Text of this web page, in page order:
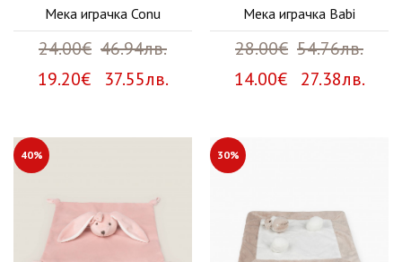
Мека играчка Conu
24.00€ 46.94лв.
19.20€ 37.55лв.
Мека играчка Babi
28.00€ 54.76лв.
14.00€ 27.38лв.
40% 30%